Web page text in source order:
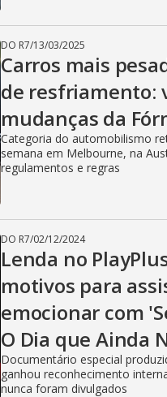
DO R7/13/03/2025
Carros mais
de resfriamento:
mudanças da
Categoria do automobilismo
semana em Melbourne, na
regulamentos e regras
DO R7/02/12/2024
Lenda no
motivos para
emocionar com
O Dia que Ainda
Documentário especial
ganhou reconhecimento
nunca foram divulgados